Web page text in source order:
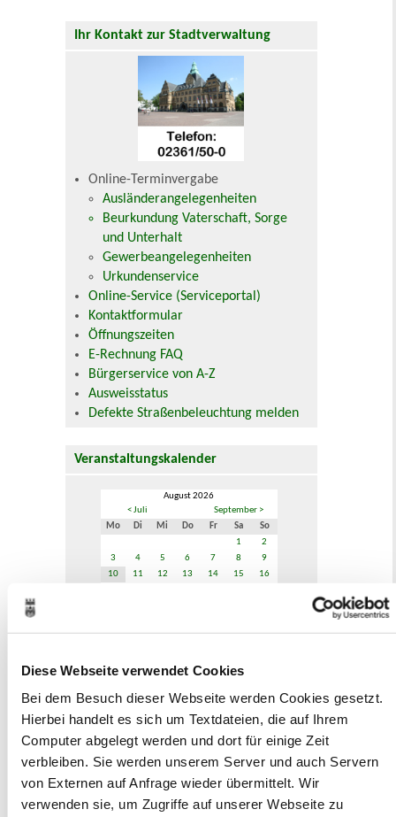
Diese Webseite verwendet Cookies
Bei dem Besuch dieser Webseite werden Cookies gesetzt.
Hierbei handelt es sich um Textdateien, die auf Ihrem
Computer abgelegt werden und dort für einige Zeit
verbleiben. Sie werden unserem Server und auch Servern
von Externen auf Anfrage wieder übermittelt. Wir
verwenden sie, um Zugriffe auf unserer Webseite zu
Ihr Kontakt zur Stadtverwaltung
Online-Terminvergabe
Ausländerangelegenheiten
Beurkundung Vaterschaft, Sorge
und Unterhalt
Gewerbeangelegenheiten
Urkundenservice
Online-Service (Serviceportal)
Kontaktformular
Öffnungszeiten
E-Rechnung FAQ
Bürgerservice von A-Z
Ausweisstatus
Defekte Straßenbeleuchtung melden
Veranstaltungskalender
August 2026
< Juli
September >
Mo
Di Mi Do Fr Sa
So
1
2
3
4 5 6 7 8
9
10
11 12 13 14 15
16
Zur Veranstaltungssuche
Museen